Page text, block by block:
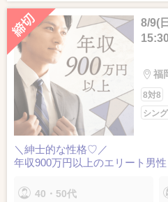
8/9(
福
8対8
シン
＼紳士的な性格♡／
年収900万円以上のエリート男性
40・50代